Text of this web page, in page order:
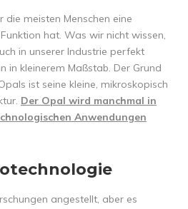
meisten Menschen eine
hat. Was wir nicht wissen,
in unserer Industrie perfekt
in kleinerem Maßstab. Der Grund
ist seine kleine, mikroskopisch
Der Opal wird manchmal in
Anwendungen
angestellt, aber es